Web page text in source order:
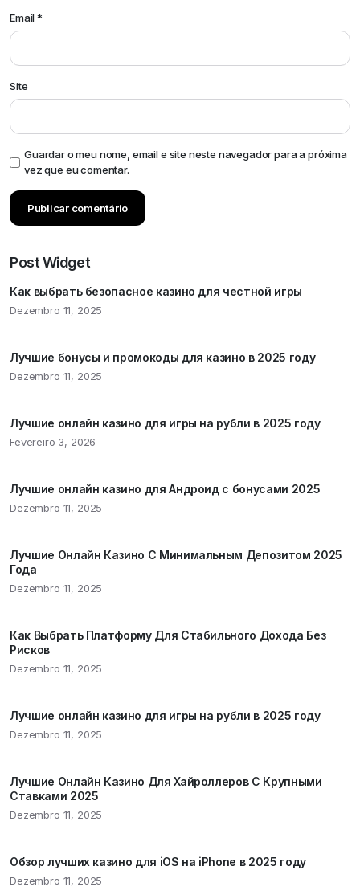
Email*
Site
Guardar o meu nome, email e site neste navegador para a próxima
vez que eu comentar.
Post Widget
Как выбрать безопасное казино для честной игры
Dezembro 11, 2025
Лучшие бонусы и промокоды для казино в 2025 году
Dezembro 11, 2025
Лучшие онлайн казино для игры на рубли в 2025 году
Fevereiro 3, 2026
Лучшие онлайн казино для Андроид с бонусами 2025
Dezembro 11, 2025
Лучшие Онлайн Казино С Минимальным Депозитом 2025
Года
Dezembro 11, 2025
Как Выбрать Платформу Для Стабильного Дохода Без
Рисков
Dezembro 11, 2025
Лучшие онлайн казино для игры на рубли в 2025 году
Dezembro 11, 2025
Лучшие Онлайн Казино Для Хайроллеров С Крупными
Ставками 2025
Dezembro 11, 2025
Обзор лучших казино для iOS на iPhone в 2025 году
Dezembro 11, 2025